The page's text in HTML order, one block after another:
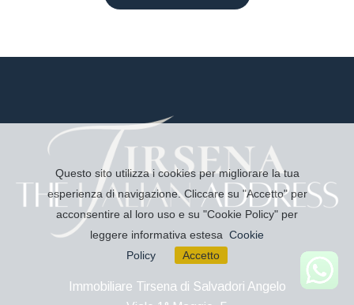
Immobiliare Tirsena di Salvadori Angelo
Questo sito utilizza i cookies per migliorare la tua
esperienza di navigazione. Cliccare su "Accetto" per
acconsentire al loro uso e su "Cookie Policy" per
leggere informativa estesa Cookie
Policy
Accetto